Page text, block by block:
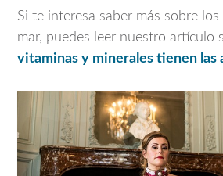
Si te interesa saber más sobre
mar, puedes leer nuestro artículo
vitaminas y minerales tienen las